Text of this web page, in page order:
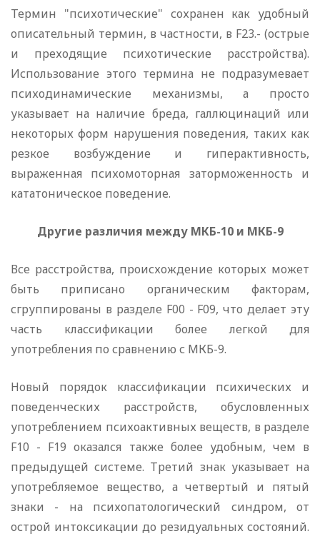
Термин "психотические" сохранен как удобный
описательный термин, в частности, в F23.- (острые
и преходящие психотические расстройства).
Использование этого термина не подразумевает
психодинамические механизмы, а просто
указывает на наличие бреда, галлюцинаций или
некоторых форм нарушения поведения, таких как
резкое возбуждение и гиперактивность,
выраженная психомоторная заторможенность и
кататоническое поведение.
Другие различия между МКБ-10 и МКБ-9
Все расстройства, происхождение которых может
быть приписано органическим факторам,
сгруппированы в разделе F00 - F09, что делает эту
часть классификации более легкой для
употребления по сравнению с МКБ-9.
Новый порядок классификации психических и
поведенческих расстройств, обусловленных
употреблением психоактивных веществ, в разделе
F10 - F19 оказался также более удобным, чем в
предыдущей системе. Третий знак указывает на
употребляемое вещество, а четвертый и пятый
знаки - на психопатологический синдром, от
острой интоксикации до резидуальных состояний.